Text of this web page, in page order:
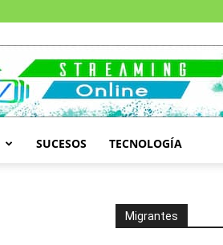
SUCESOS TECNOLOGÍA
Migrantes